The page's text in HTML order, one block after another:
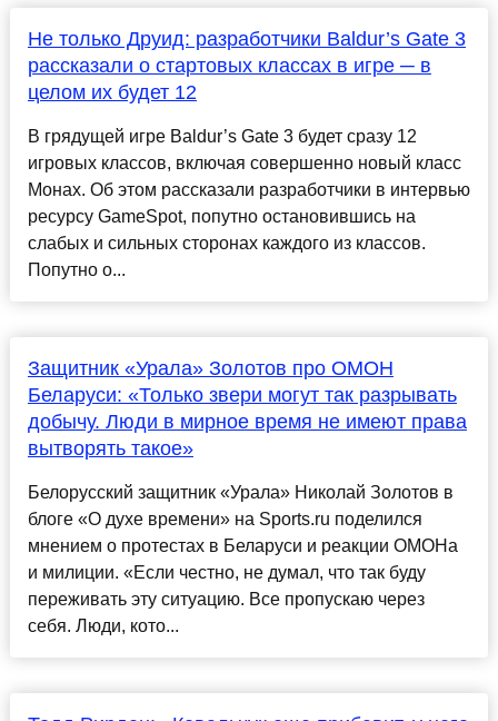
Не только Друид: разработчики Baldur’s Gate 3
рассказали о стартовых классах в игре ─ в
целом их будет 12
В грядущей игре Baldur’s Gate 3 будет сразу 12
игровых классов, включая совершенно новый класс
Монах. Об этом рассказали разработчики в интервью
ресурсу GameSpot, попутно остановившись на
слабых и сильных сторонах каждого из классов.
Попутно о...
Защитник «Урала» Золотов про ОМОН
Беларуси: «Только звери могут так разрывать
добычу. Люди в мирное время не имеют права
вытворять такое»
Белорусский защитник «Урала» Николай Золотов в
блоге «О духе времени» на Sports.ru поделился
мнением о протестах в Беларуси и реакции ОМОНа
и милиции. «Если честно, не думал, что так буду
переживать эту ситуацию. Все пропускаю через
себя. Люди, кото...